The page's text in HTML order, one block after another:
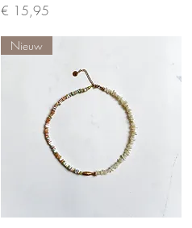
Price
€ 15,95
Nieuw